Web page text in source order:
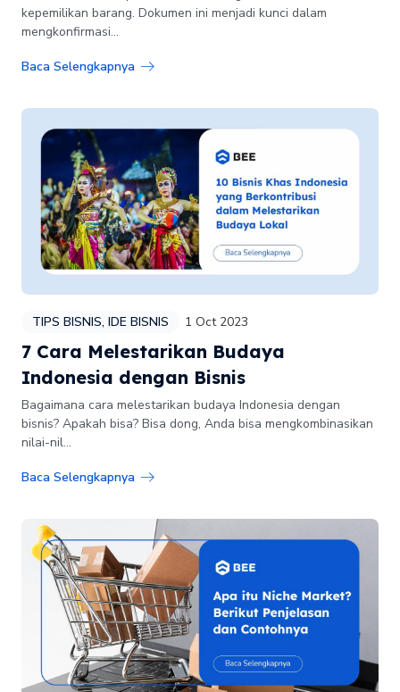
kepemilikan barang. Dokumen ini menjadi kunci dalam
mengkonfirmasi...
Baca Selengkapnya
TIPS BISNIS, IDE BISNIS 1 Oct 2023
7 Cara Melestarikan Budaya
Indonesia dengan Bisnis
Bagaimana cara melestarikan budaya Indonesia dengan
bisnis? Apakah bisa? Bisa dong, Anda bisa mengkombinasikan
nilai-nil...
Baca Selengkapnya